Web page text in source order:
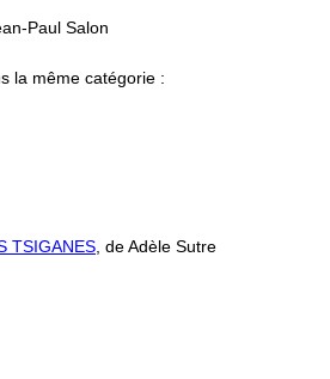
Paul Salon
la même catégorie :
TSIGANES, de Adèle Sutre